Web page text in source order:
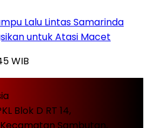
Lalu Lintas Samarinda
untuk Atasi Macet
WIB
Blok D RT 14,
Sambutan,